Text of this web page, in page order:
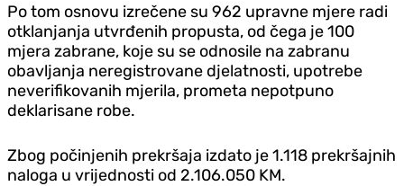
Po tom osnovu izrečene su 962 upravne mjere radi
otklanjanja utvrđenih propusta, od čega je 100
mjera zabrane, koje su se odnosile na zabranu
obavljanja neregistrovane d‌jelatnosti, upotrebe
neverifikovanih mjerila, prometa nepotpuno
deklarisane robe.
Zbog počinjenih prekršaja izdato je 1.118 prekršajnih
naloga u vrijednosti od 2.106.050 KM.